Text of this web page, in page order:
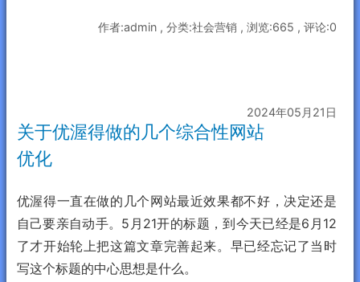
作者:admin , 分类:社会营销 , 浏览:665 , 评论:0
2024年05月21日
关于优渥得做的几个综合性网站
优化
优渥得一直在做的几个网站最近效果都不好，决定还是
自己要亲自动手。5月21开的标题，到今天已经是6月12
了才开始轮上把这篇文章完善起来。早已经忘记了当时
写这个标题的中心思想是什么。